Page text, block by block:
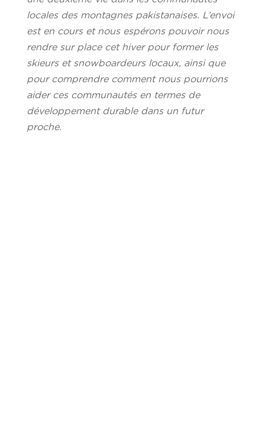
locales des montagnes pakistanaises. L’envoi
est en cours et nous espérons pouvoir nous
rendre sur place cet hiver pour former les
skieurs et snowboardeurs locaux, ainsi que
pour comprendre comment nous pourrions
aider ces communautés en termes de
développement durable dans un futur
proche.